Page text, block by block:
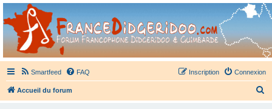
France Didgeridoo
Didgeridoo et Guimbarde sur France Didgeridoo - retrouvez la communauté.
Smartfeed FAQ Connexion
Inscription
Accueil du forum